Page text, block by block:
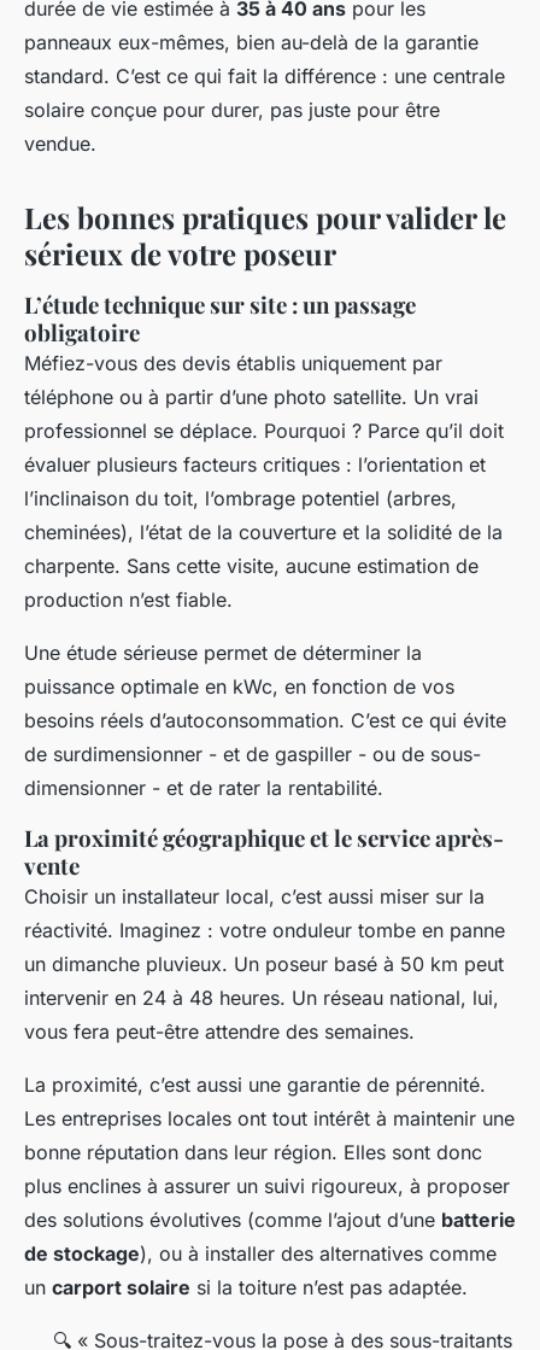
durée de vie estimée à 35 à 40 ans pour les
panneaux eux-mêmes, bien au-delà de la garantie
standard. C’est ce qui fait la différence : une centrale
solaire conçue pour durer, pas juste pour être
vendue.
Les bonnes pratiques pour valider le
sérieux de votre poseur
L’étude technique sur site : un passage
obligatoire
Méfiez-vous des devis établis uniquement par
téléphone ou à partir d’une photo satellite. Un vrai
professionnel se déplace. Pourquoi ? Parce qu’il doit
évaluer plusieurs facteurs critiques : l’orientation et
l’inclinaison du toit, l’ombrage potentiel (arbres,
cheminées), l’état de la couverture et la solidité de la
charpente. Sans cette visite, aucune estimation de
production n’est fiable.
Une étude sérieuse permet de déterminer la
puissance optimale en kWc, en fonction de vos
besoins réels d’autoconsommation. C’est ce qui évite
de surdimensionner - et de gaspiller - ou de sous-
dimensionner - et de rater la rentabilité.
La proximité géographique et le service après-
vente
Choisir un installateur local, c’est aussi miser sur la
réactivité. Imaginez : votre onduleur tombe en panne
un dimanche pluvieux. Un poseur basé à 50 km peut
intervenir en 24 à 48 heures. Un réseau national, lui,
vous fera peut-être attendre des semaines.
La proximité, c’est aussi une garantie de pérennité.
Les entreprises locales ont tout intérêt à maintenir une
bonne réputation dans leur région. Elles sont donc
plus enclines à assurer un suivi rigoureux, à proposer
des solutions évolutives (comme l’ajout d’une batterie
de stockage), ou à installer des alternatives comme
un carport solaire si la toiture n’est pas adaptée.
🔍 « Sous-traitez-vous la pose à des sous-traitants